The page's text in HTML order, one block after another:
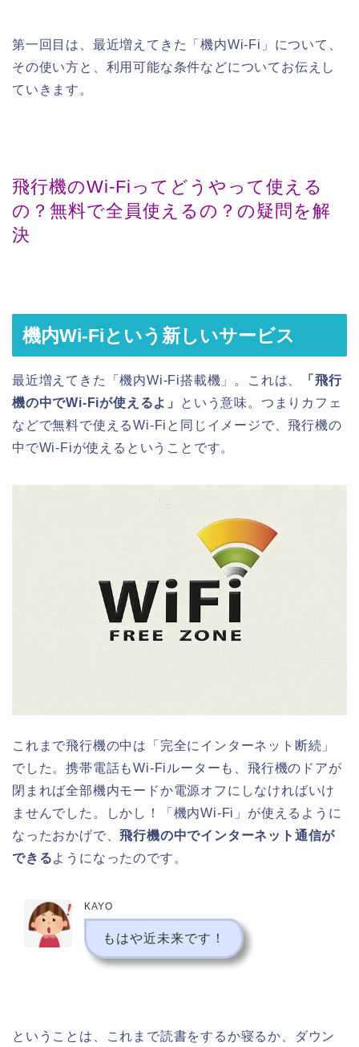
第一回目は、最近増えてきた「機内Wi-Fi」について、
その使い方と、利用可能な条件などについてお伝えし
ていきます。
飛行機のWi-Fiってどうやって使える
の？無料で全員使えるの？の疑問を解
決
機内Wi-Fiという新しいサービス
最近増えてきた「機内Wi-Fi搭載機」。これは、
「飛行
機の中でWi-Fiが使えるよ」
という意味。つまりカフェ
などで無料で使えるWi-Fiと同じイメージで、飛行機の
中でWi-Fiが使えるということです。
これまで飛行機の中は「完全にインターネット断続」
でした。携帯電話もWi-Fiルーターも、飛行機のドアが
閉まれば全部機内モードか電源オフにしなければいけ
ませんでした。しかし！「機内Wi-Fi」が使えるように
なったおかげで、飛行機の中でインターネット通信が
できるようになったのです。
KAYO
もはや近未来です！
ということは、これまで読書をするか寝るか、ダウン